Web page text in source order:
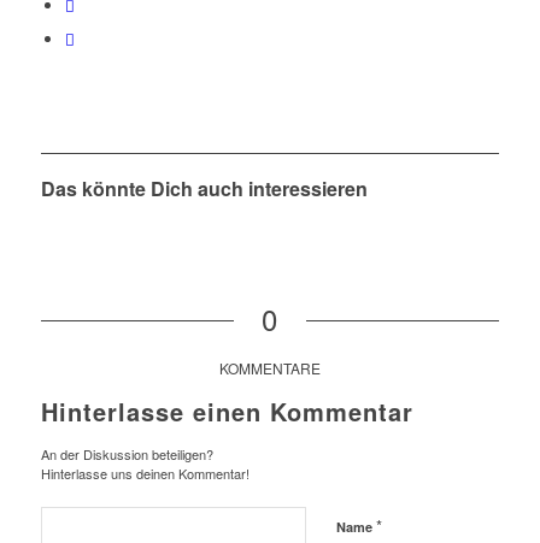
Das könnte Dich auch interessieren
0
KOMMENTARE
Hinterlasse einen Kommentar
An der Diskussion beteiligen?
Hinterlasse uns deinen Kommentar!
Name *